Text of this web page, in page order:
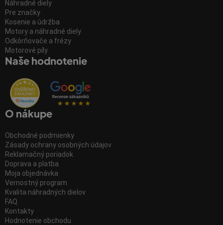
Náhradné diely
Pre značky
Kosenie a údržba
Motory a náhradné diely
Odkôrňovače a frézy
Motorové píly
Naše hodnotenie
O nákupe
Obchodné podmienky
Zásady ochrany osobných údajov
Reklamačný poriadok
Doprava a platba
Moja objednávka
Vernostný program
Kvalita náhradných dielov
FAQ
Kontakty
Hodnotenie obchodu